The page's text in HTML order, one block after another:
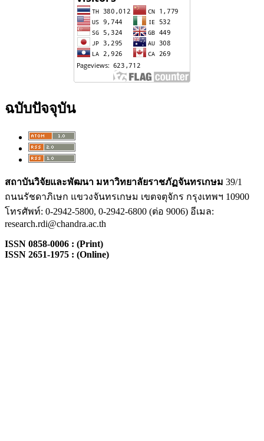
ฉบับปัจจุบัน
สถาบันวิจัยและพัฒนา มหาวิทยาลัยราชภัฏจันทรเกษม 39/1
ถนนรัชดาภิเษก แขวงจันทรเกษม เขตจตุจักร กรุงเทพฯ 10900
โทรศัพท์: 0-2942-5800, 0-2942-6800 (ต่อ 9006) อีเมล:
research.rdi@chandra.ac.th
ISSN 0858-0006 : (Print)
ISSN 2651-1975 : (Online)